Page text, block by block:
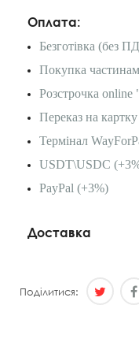
Оплата:
Безготівка (без
Покупка
Розстрочка online
Переказ на
Термінал
USDT\USDC
PayPal (+3%)
Доставка
Поділитися: